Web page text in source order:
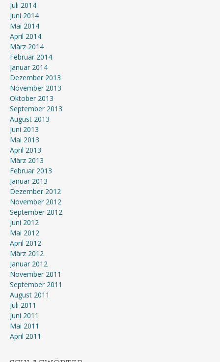
Juli 2014
Juni 2014
Mai 2014
April 2014
März 2014
Februar 2014
Januar 2014
Dezember 2013
November 2013
Oktober 2013
September 2013
August 2013
Juni 2013
Mai 2013
April 2013
März 2013
Februar 2013
Januar 2013
Dezember 2012
November 2012
September 2012
Juni 2012
Mai 2012
April 2012
März 2012
Januar 2012
November 2011
September 2011
August 2011
Juli 2011
Juni 2011
Mai 2011
April 2011